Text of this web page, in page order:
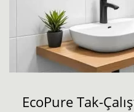
EcoPure Tak-